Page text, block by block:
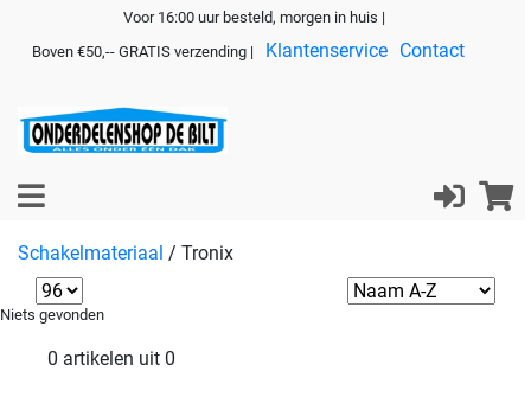
Voor 16:00 uur besteld, morgen in huis |
Boven €50,-- GRATIS verzending |
Klantenservice Contact
Schakelmateriaal / Tronix
Niets gevonden
0 artikelen uit 0